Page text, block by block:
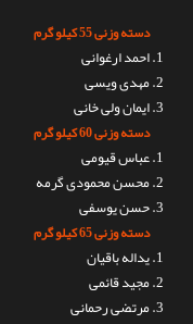
دسته وزنی 55 کیلو گرم
احمد ارغوانی
مهدی ویسی
ایمان ولی خانی
دسته وزنی 60 کیلو گرم
عباس قیومی
محسن محمودی گرمه
حسن یوسفی
دسته وزنی 65 کیلو گرم
یداله باقیان
مجید قائمی
مرتضی رحمانی